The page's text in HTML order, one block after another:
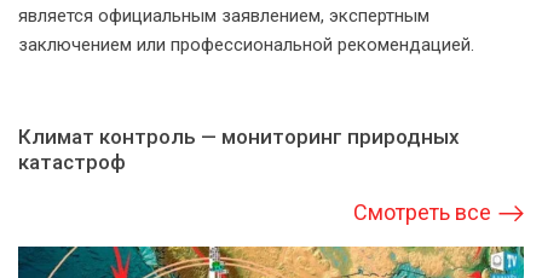
является официальным заявлением, экспертным
заключением или профессиональной рекомендацией.
Климат контроль — мониторинг природных
катастроф
Смотреть все